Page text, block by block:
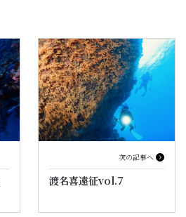
次の記事へ
渡名喜遠征vol.7